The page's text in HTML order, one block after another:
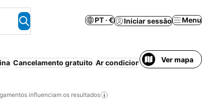
PT · € Iniciar sessão Menu
Cancelamento gratuito Ar condicionado Aparthotel
Ver mapa
influenciam os resultados